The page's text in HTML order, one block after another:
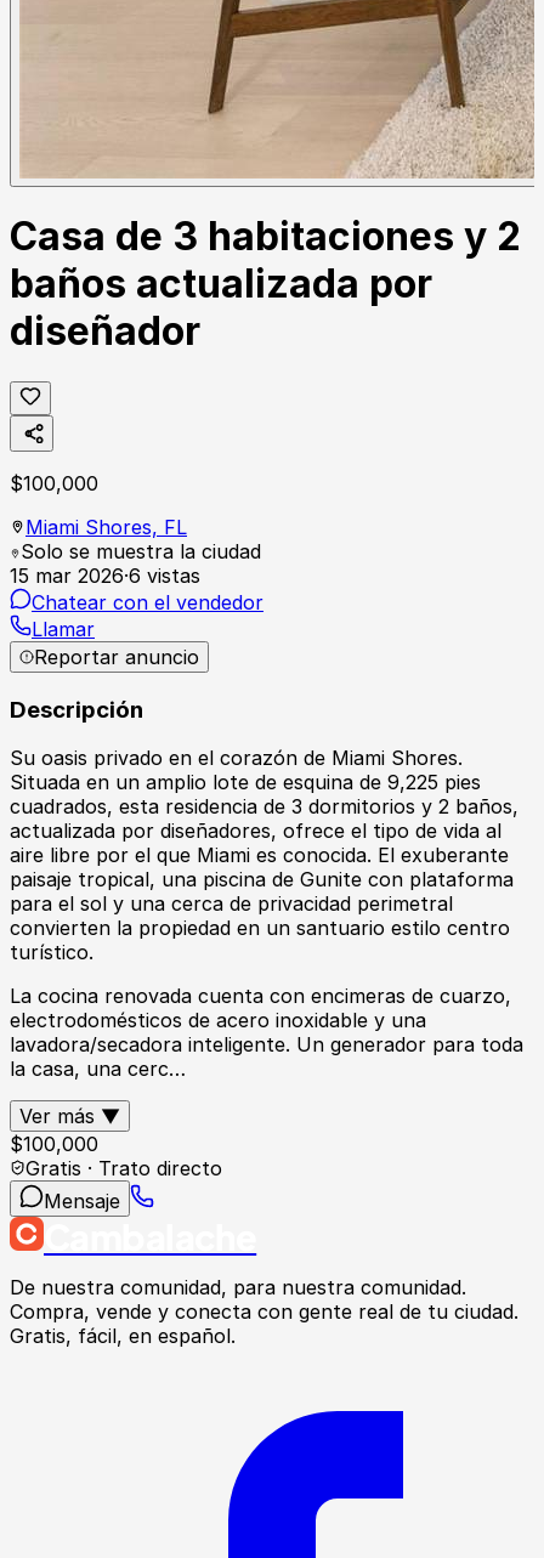
Casa de 3 habitaciones y 2
baños actualizada por
diseñador
$100,000
Miami Shores, FL
Solo se muestra la ciudad
15 mar 2026·6 vistas
Chatear con el vendedor
Llamar
Reportar anuncio
Descripción
Su oasis privado en el corazón de Miami Shores.
Situada en un amplio lote de esquina de 9,225 pies
cuadrados, esta residencia de 3 dormitorios y 2 baños,
actualizada por diseñadores, ofrece el tipo de vida al
aire libre por el que Miami es conocida. El exuberante
paisaje tropical, una piscina de Gunite con plataforma
para el sol y una cerca de privacidad perimetral
convierten la propiedad en un santuario estilo centro
turístico.
La cocina renovada cuenta con encimeras de cuarzo,
electrodomésticos de acero inoxidable y una
lavadora/secadora inteligente. Un generador para toda
la casa, una cerc…
Ver más ▼
$100,000
Gratis · Trato directo
Mensaje
De nuestra comunidad, para nuestra comunidad.
Compra, vende y conecta con gente real de tu ciudad.
Gratis, fácil, en español.